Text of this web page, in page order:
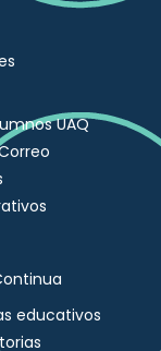
UAQ
educativos